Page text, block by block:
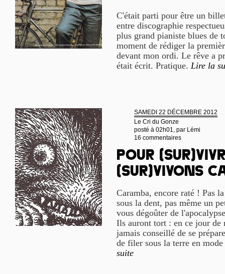
C'était parti pour être un
entre discographie
plus grand pianiste blues de
moment de rédiger la
devant mon ordi. Le rêve a
était écrit. Pratique. Lire la
SAMEDI 22 DÉCEMBRE 2012
Le Cri du Gonze
posté à 02h01, par Lémi
16 commentaires
Pour
(sur)vivons
Caramba, encore raté ! Pas
sous la dent, pas même un
vous dégoûter de
Ils auront tort : en ce jour de
jamais conseillé de se
de filer sous la terre en
suite